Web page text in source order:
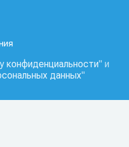
конфиденциальности" и
данных"